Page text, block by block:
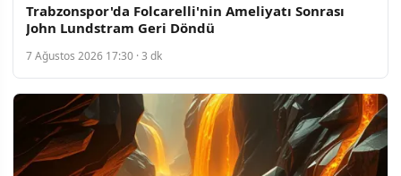
Trabzonspor'da Folcarelli'nin Ameliyatı Sonrası
John Lundstram Geri Döndü
7 Ağustos 2026 17:30 · 3 dk